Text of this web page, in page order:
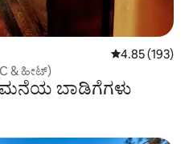
5 ರಲ್ಲಿ 4.85
4.85 (193)
& ಹೀಟ್)
ಮನೆಯ ಬಾಡಿಗೆಗಳು